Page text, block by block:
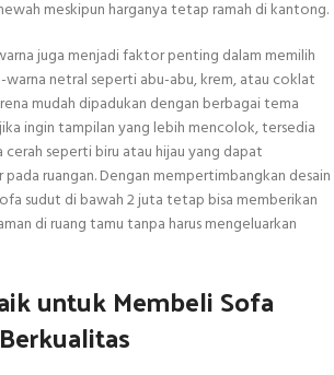
meskipun harganya tetap ramah di kantong.
juga menjadi faktor penting dalam memilih
warna netral seperti abu-abu, krem, atau coklat
mudah dipadukan dengan berbagai tema
ingin tampilan yang lebih mencolok, tersedia
seperti biru atau hijau yang dapat
pada ruangan. Dengan mempertimbangkan desain
sudut di bawah 2 juta tetap bisa memberikan
di ruang tamu tanpa harus mengeluarkan
untuk Membeli Sofa